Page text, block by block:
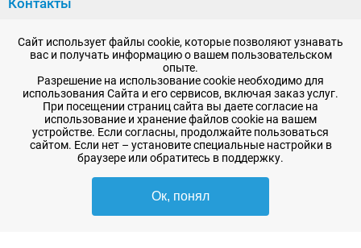
192148, г. Санкт-Петербург, Железнодорожный проспект,
дом 36
+7 (812) 565-06-52
Время работы: пн-пт, 10:00 - 18:00
E-mail:sale@radioelementy.ru
2007 - 2026, ООО «РадиоЭлемент» © сайт носит информационный характер
Сайт использует файлы cookie, которые позволяют узнавать
вас и получать информацию о вашем пользовательском
опыте.
Разрешение на использование cookie необходимо для
использования Сайта и его сервисов, включая заказ услуг.
При посещении страниц сайта вы даете согласие на
использование и хранение файлов cookie на вашем
устройстве. Если согласны, продолжайте пользоваться
сайтом. Если нет – установите специальные настройки в
браузере или обратитесь в поддержку.
Ок, понял